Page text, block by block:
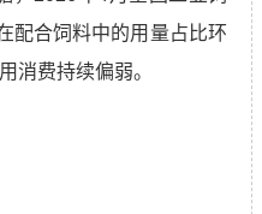
配合饲料中的用量占比环
消费持续偏弱。